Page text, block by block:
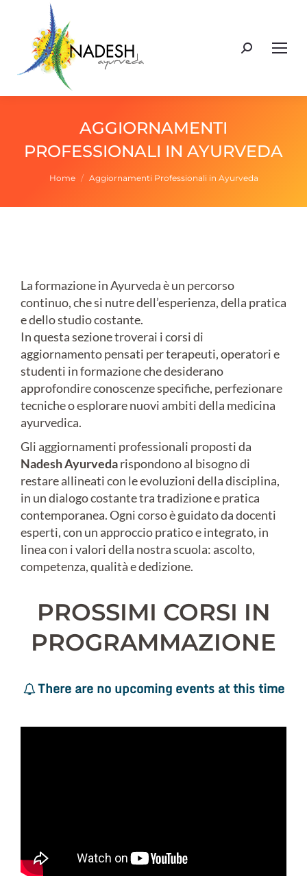
Cerca:
AGGIORNAMENTI
PROFESSIONALI IN AYURVEDA
Tu sei qui:
Home Aggiornamenti Professionali in Ayurveda
La formazione in Ayurveda è un percorso
continuo, che si nutre dell’esperienza, della pratica
e dello studio costante.
In questa sezione troverai i corsi di
aggiornamento pensati per terapeuti, operatori e
studenti in formazione che desiderano
approfondire conoscenze specifiche, perfezionare
tecniche o esplorare nuovi ambiti della medicina
ayurvedica.
Gli aggiornamenti professionali proposti da
Nadesh Ayurvedarispondono al bisogno di
restare allineati con le evoluzioni della disciplina,
in un dialogo costante tra tradizione e pratica
contemporanea. Ogni corso è guidato da docenti
esperti, con un approccio pratico e integrato, in
linea con i valori della nostra scuola: ascolto,
competenza, qualità e dedizione.
PROSSIMI CORSI IN
PROGRAMMAZIONE
There are no upcoming events at this time